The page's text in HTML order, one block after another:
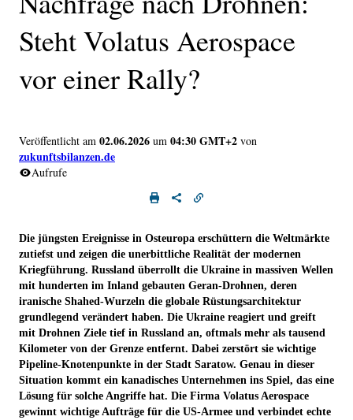
Steht Volatus Aerospace
vor einer Rally?
Veröffentlicht am 02.06.2026 um 04:30 GMT+2 von
zukunftsbilanzen.de
Aufrufe
Die jüngsten Ereignisse in Osteuropa erschüttern die Weltmärkte
zutiefst und zeigen die unerbittliche Realität der modernen
Kriegführung. Russland überrollt die Ukraine in massiven Wellen
mit hunderten im Inland gebauten Geran-Drohnen, deren
iranische Shahed-Wurzeln die globale Rüstungsarchitektur
grundlegend verändert haben. Die Ukraine reagiert und greift
mit Drohnen Ziele tief in Russland an, oftmals mehr als tausend
Kilometer von der Grenze entfernt. Dabei zerstört sie wichtige
Pipeline-Knotenpunkte in der Stadt Saratow. Genau in dieser
Situation kommt ein kanadisches Unternehmen ins Spiel, das eine
Lösung für solche Angriffe hat. Die Firma Volatus Aerospace
gewinnt wichtige Aufträge für die US-Armee und verbindet echte